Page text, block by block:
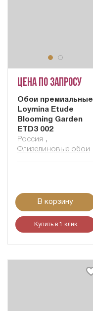
Цена по запросу
Обои премиальные
Loymina Etude
Blooming Garden
ETD3 002
Россия ,
Флизелиновые обои
В корзину
Купить в 1 клик